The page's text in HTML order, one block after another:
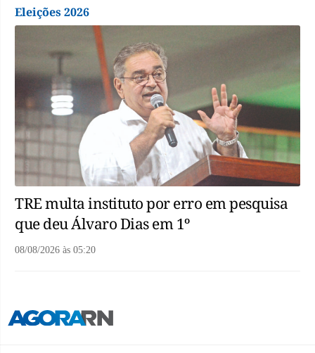
Eleições 2026
TRE multa instituto por erro em pesquisa
que deu Álvaro Dias em 1º
08/08/2026 às 05:20